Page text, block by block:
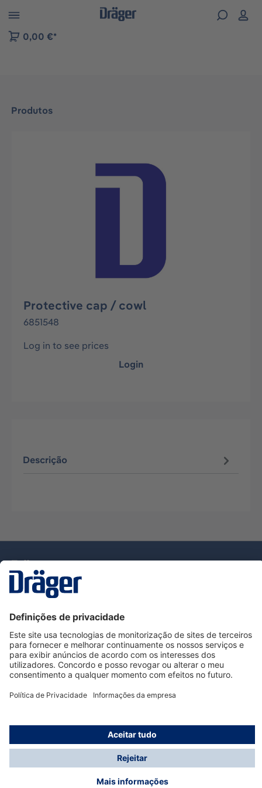
to B2B platform navigation
0,00 €*
Produtos
Ignorar galeria de imagens
Protective cap / cowl
6851548
Log in to see prices
Login
Descrição
Serviço de Apoio ao Cliente Dräger
Utilização da loja
Informações
© Dräger Portugal, Lda, 2024
* Todos os preços excl. IVA mais
possíveis taxas de entrega, se não for indicado o